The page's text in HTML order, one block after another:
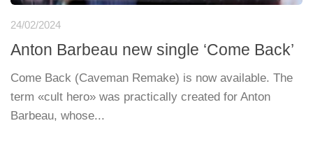
24/02/2024
Anton Barbeau new single ‘Come Back’
Come Back (Caveman Remake) is now available. The
term «cult hero» was practically created for Anton
Barbeau, whose...